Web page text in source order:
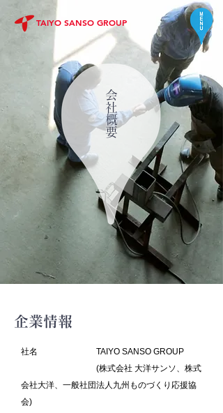
TAIYO SANSO GROUP
会社概要
企業情報
社名 TAIYO SANSO GROUP
(株式会社 大洋サンソ、株式
会社大洋、一般社団法人九州ものづくり応援協
会)